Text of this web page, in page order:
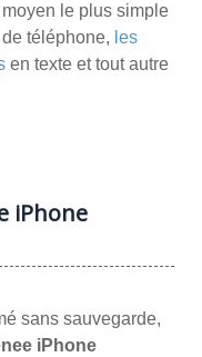
le plus simple
téléphone, les
en texte et tout autre
iPhone
sans sauvegarde,
iPhone